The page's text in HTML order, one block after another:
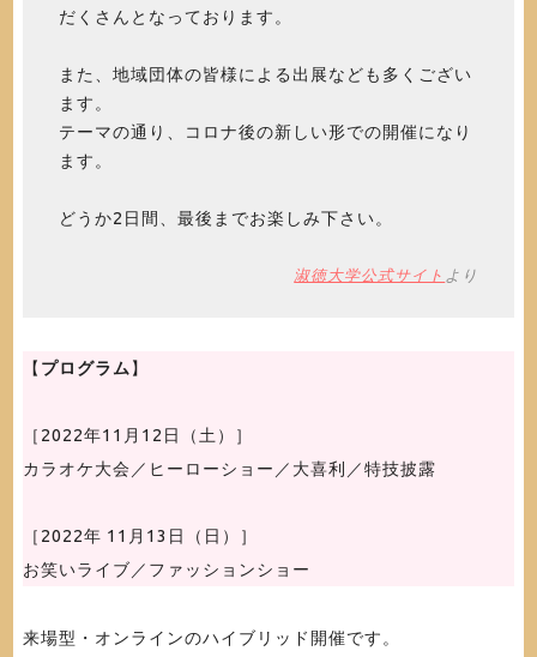
だくさんとなっております。
また、地域団体の皆様による出展なども多くござい
ます。
テーマの通り、コロナ後の新しい形での開催になり
ます。
どうか2日間、最後までお楽しみ下さい。
淑徳大学公式サイト より
【 プログラム】
［2022年11月12日（土）］
カラオケ大会／ヒーローショー／大喜利／特技披露
［2022年 11月13日（日）］
お笑いライブ／ファッションショー
来場型・オンラインのハイブリッド開催です。